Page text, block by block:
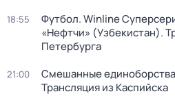
18:55
Футбол. Winline
«Нефтчи» (Узбекистан).
Петербурга
21:00
Смешанные
Трансляция из Каспийска